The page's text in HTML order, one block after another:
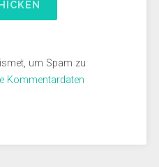
um Spam zu
Kommentardaten